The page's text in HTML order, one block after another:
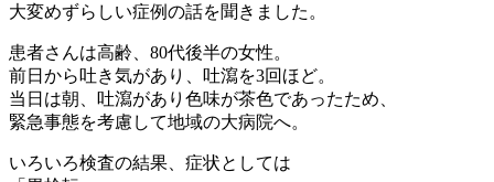
大変めずらしい症例の話を聞きました。
患者さんは高齢、80代後半の女性。
前日から吐き気があり、吐瀉を3回ほど。
当日は朝、吐瀉があり色味が茶色であったため、
緊急事態を考慮して地域の大病院へ。
いろいろ検査の結果、症状としては